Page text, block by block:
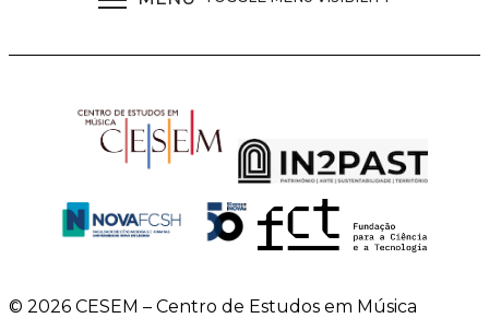
© 2026 CESEM – Centro de Estudos em Música